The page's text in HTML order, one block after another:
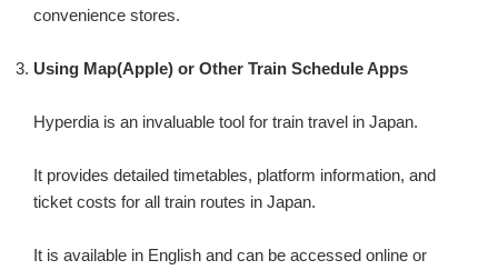
convenience stores.
Using Map(Apple) or Other Train Schedule Apps
Hyperdia is an invaluable tool for train travel in Japan.
It provides detailed timetables, platform information, and
ticket costs for all train routes in Japan.
It is available in English and can be accessed online or